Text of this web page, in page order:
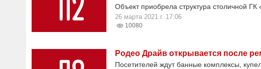
Объект приобрела структура столичной ГК
26 марта 2021 г. 17:06
10080
Родео Драйв открывается после
Посетителей ждут банные комплексы,